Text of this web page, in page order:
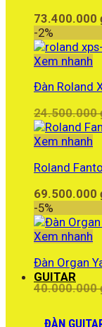
73.400.000
-2%
Xem nhanh
Đàn Roland
24.500.000
Xem nhanh
Roland
69.500.000
-5%
Xem nhanh
Đàn Organ
40.000.000
GUITAR
ĐÀN